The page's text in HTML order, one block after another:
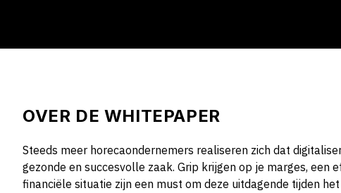
OVER DE WHITEPAPER
Steeds meer horecaondernemers realiseren zich dat
gezonde en succesvolle zaak. Grip krijgen op je marges,
financiële situatie zijn een must om deze uitdagende tijden